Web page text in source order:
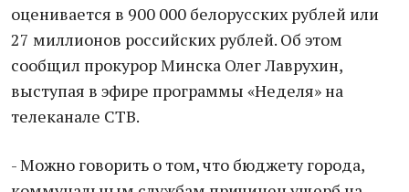
оценивается в 900 000 белорусских рублей или
27 миллионов российских рублей. Об этом
сообщил прокурор Минска Олег Лаврухин,
выступая в эфире программы «Неделя» на
телеканале СТВ.
- Можно говорить о том, что бюджету города,